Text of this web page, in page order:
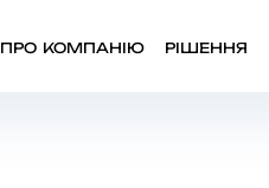
ПРО КОМПАНІЮ РІШЕННЯ